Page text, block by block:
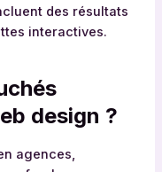
des résultats
interactives.
design ?
agences,